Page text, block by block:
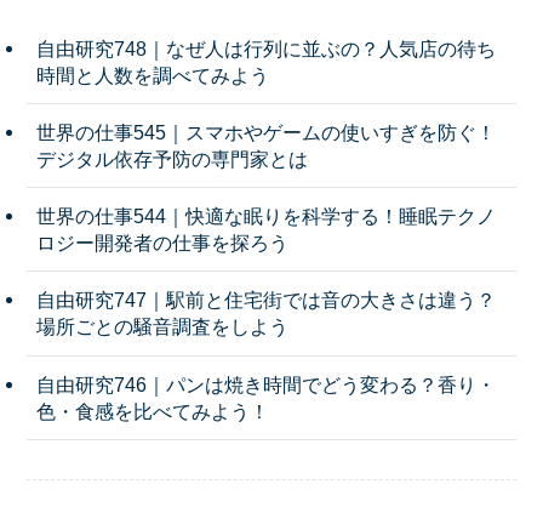
自由研究748｜なぜ人は行列に並ぶの？人気店の待ち
時間と人数を調べてみよう
世界の仕事545｜スマホやゲームの使いすぎを防ぐ！
デジタル依存予防の専門家とは
世界の仕事544｜快適な眠りを科学する！睡眠テクノ
ロジー開発者の仕事を探ろう
自由研究747｜駅前と住宅街では音の大きさは違う？
場所ごとの騒音調査をしよう
自由研究746｜パンは焼き時間でどう変わる？香り・
色・食感を比べてみよう！